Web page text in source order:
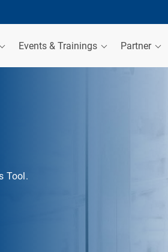
Events & Trainings Partner
Tool.